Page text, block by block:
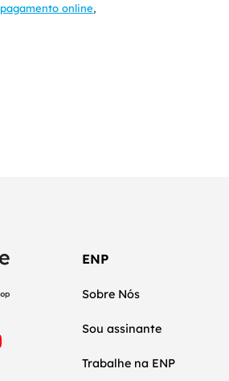
pagamento online,
ENP
Sobre Nós
Sou assinante
Trabalhe na ENP